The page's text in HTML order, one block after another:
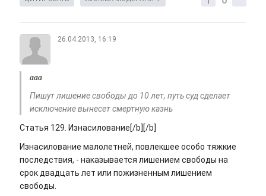
26.04.2013, 16:19
ааа
Пишут лишение свободы до 10 лет, путь суд сделает
исключение вынесет смертную казнь
Статья 129. Изнасилование[/b][/b]
Изнасилование малолетней, повлекшее особо тяжкие
последствия, - наказывается лишением свободы на
срок двадцать лет или пожизненным лишением
свободы.